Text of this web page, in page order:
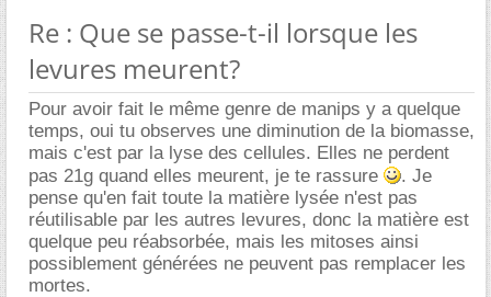
Re : Que se passe-t-il lorsque les
levures meurent?
Pour avoir fait le même genre de manips y a quelque
temps, oui tu observes une diminution de la biomasse,
mais c'est par la lyse des cellules. Elles ne perdent
pas 21g quand elles meurent, je te rassure
. Je
pense qu'en fait toute la matière lysée n'est pas
réutilisable par les autres levures, donc la matière est
quelque peu réabsorbée, mais les mitoses ainsi
possiblement générées ne peuvent pas remplacer les
mortes.